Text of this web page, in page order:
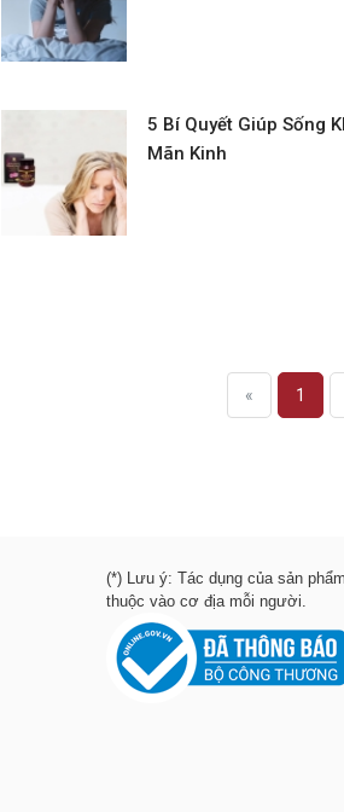
5 Bí Quyết Giúp Sống
Mãn Kinh
« 1
(*) Lưu ý: Tác dụng của sản
thuộc vào cơ địa mỗi người.